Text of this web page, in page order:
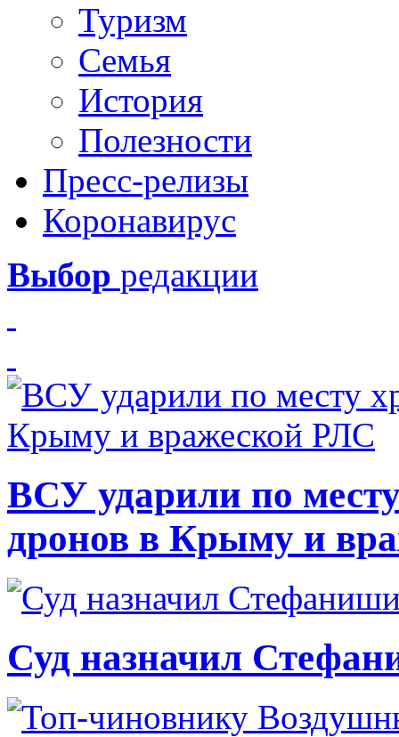
Туризм
Семья
История
Полезности
Пресс-релизы
Коронавирус
Выбор редакции
ВСУ ударили по
дронов в Крыму и
Суд назначил